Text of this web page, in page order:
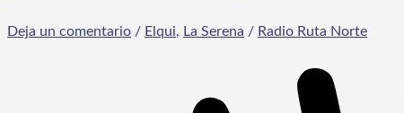
Deja un comentario / Elqui, La Serena / Radio Ruta Norte